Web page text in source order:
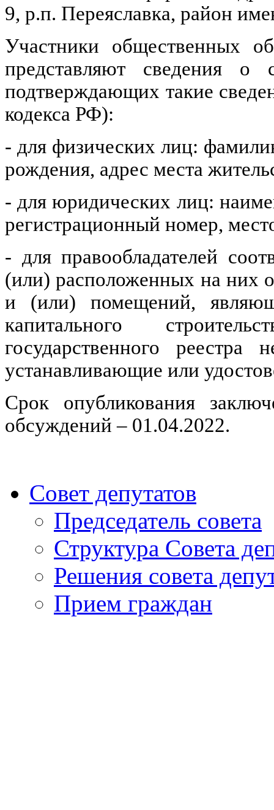
9, р.п. Переяславка, район
Участники общественных
представляют сведения о
подтверждающих такие
кодекса РФ):
- для физических лиц:
рождения, адрес места
- для юридических лиц:
регистрационный номер,
- для правообладателей
(или) расположенных на них
и (или) помещений,
капитального
государственного
устанавливающие или
Срок опубликования
обсуждений – 01.04.2022.
Совет депутатов
Председатель совета
Структура Совета
Решения совета
Прием граждан